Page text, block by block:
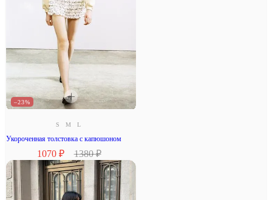
–23%
S M L
Укороченная толстовка с капюшоном
1070 ₽ 1380 ₽